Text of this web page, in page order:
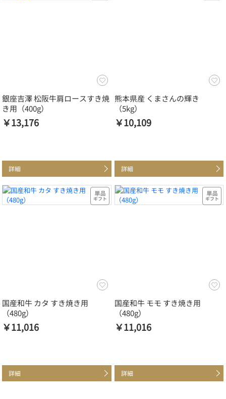
銀座吉澤 松阪牛肩ロースすき焼
き用（400g）
￥13,176
詳細
熊本県産 くまさんの輝き
（5kg）
￥10,109
詳細
国産和牛 カタ すき焼き用
（480g）
￥11,016
詳細
国産和牛 モモ すき焼き用
（480g）
￥11,016
詳細